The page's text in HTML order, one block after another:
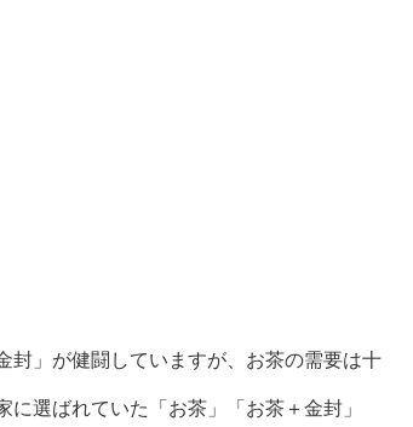
」が健闘していますが、お茶の需要は十
選ばれていた「お茶」「お茶＋金封」